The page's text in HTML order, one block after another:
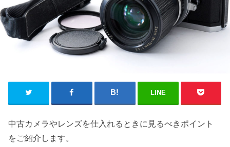
LINE
中古カメラやレンズを仕入れるときに見るべきポイント
をご紹介します。